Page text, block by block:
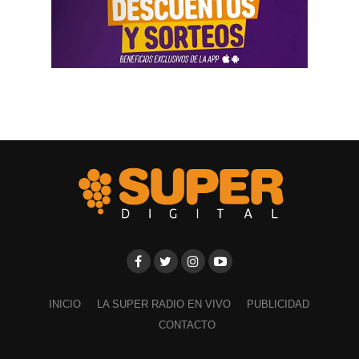
INICIO LA SUPER RADIO EN VIVO
PUBLICIDAD
CONTACTO